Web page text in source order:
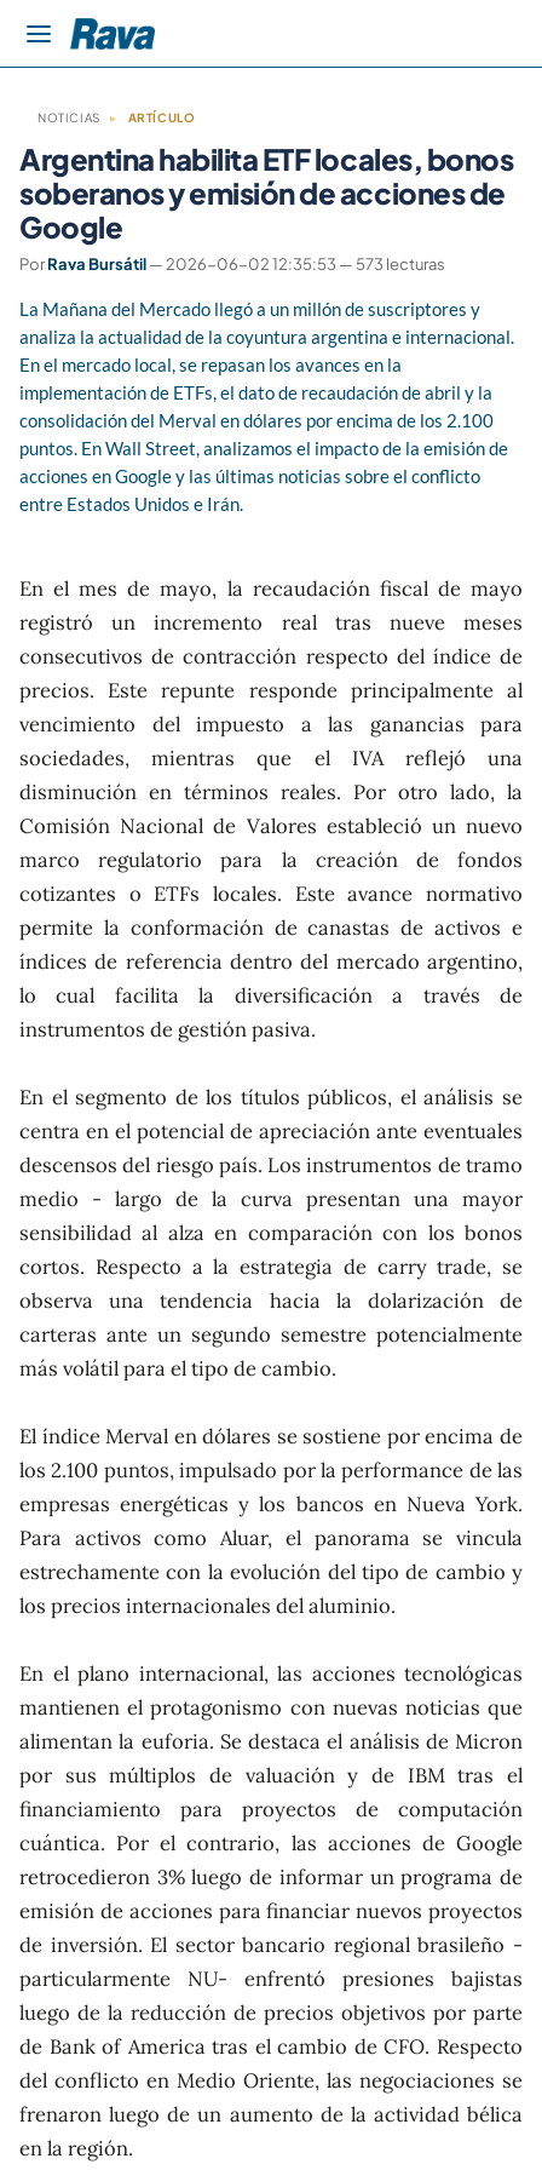
NOTICIAS ▸ ARTÍCULO
Argentina habilita ETF locales, bonos
soberanos y emisión de acciones de
Google
PorRava Bursátil— 2026-06-02 12:35:53 — 573 lecturas
La Mañana del Mercado llegó a un millón de suscriptores y
analiza la actualidad de la coyuntura argentina e internacional.
En el mercado local, se repasan los avances en la
implementación de ETFs, el dato de recaudación de abril y la
consolidación del Merval en dólares por encima de los 2.100
puntos. En Wall Street, analizamos el impacto de la emisión de
acciones en Google y las últimas noticias sobre el conflicto
entre Estados Unidos e Irán.
En el mes de mayo, la recaudación fiscal de mayo
registró un incremento real tras nueve meses
consecutivos de contracción respecto del índice de
precios. Este repunte responde principalmente al
vencimiento del impuesto a las ganancias para
sociedades, mientras que el IVA reflejó una
disminución en términos reales. Por otro lado, la
Comisión Nacional de Valores estableció un nuevo
marco regulatorio para la creación de fondos
cotizantes o ETFs locales. Este avance normativo
permite la conformación de canastas de activos e
índices de referencia dentro del mercado argentino,
lo cual facilita la diversificación a través de
instrumentos de gestión pasiva.
En el segmento de los títulos públicos, el análisis se
centra en el potencial de apreciación ante eventuales
descensos del riesgo país. Los instrumentos de tramo
medio - largo de la curva presentan una mayor
sensibilidad al alza en comparación con los bonos
cortos. Respecto a la estrategia de carry trade, se
observa una tendencia hacia la dolarización de
carteras ante un segundo semestre potencialmente
más volátil para el tipo de cambio.
El índice Merval en dólares se sostiene por encima de
los 2.100 puntos, impulsado por la performance de las
empresas energéticas y los bancos en Nueva York.
Para activos como Aluar, el panorama se vincula
estrechamente con la evolución del tipo de cambio y
los precios internacionales del aluminio.
En el plano internacional, las acciones tecnológicas
mantienen el protagonismo con nuevas noticias que
alimentan la euforia. Se destaca el análisis de Micron
por sus múltiplos de valuación y de IBM tras el
financiamiento para proyectos de computación
cuántica. Por el contrario, las acciones de Google
retrocedieron 3% luego de informar un programa de
emisión de acciones para financiar nuevos proyectos
de inversión. El sector bancario regional brasileño -
particularmente NU- enfrentó presiones bajistas
luego de la reducción de precios objetivos por parte
de Bank of America tras el cambio de CFO. Respecto
del conflicto en Medio Oriente, las negociaciones se
frenaron luego de un aumento de la actividad bélica
en la región.